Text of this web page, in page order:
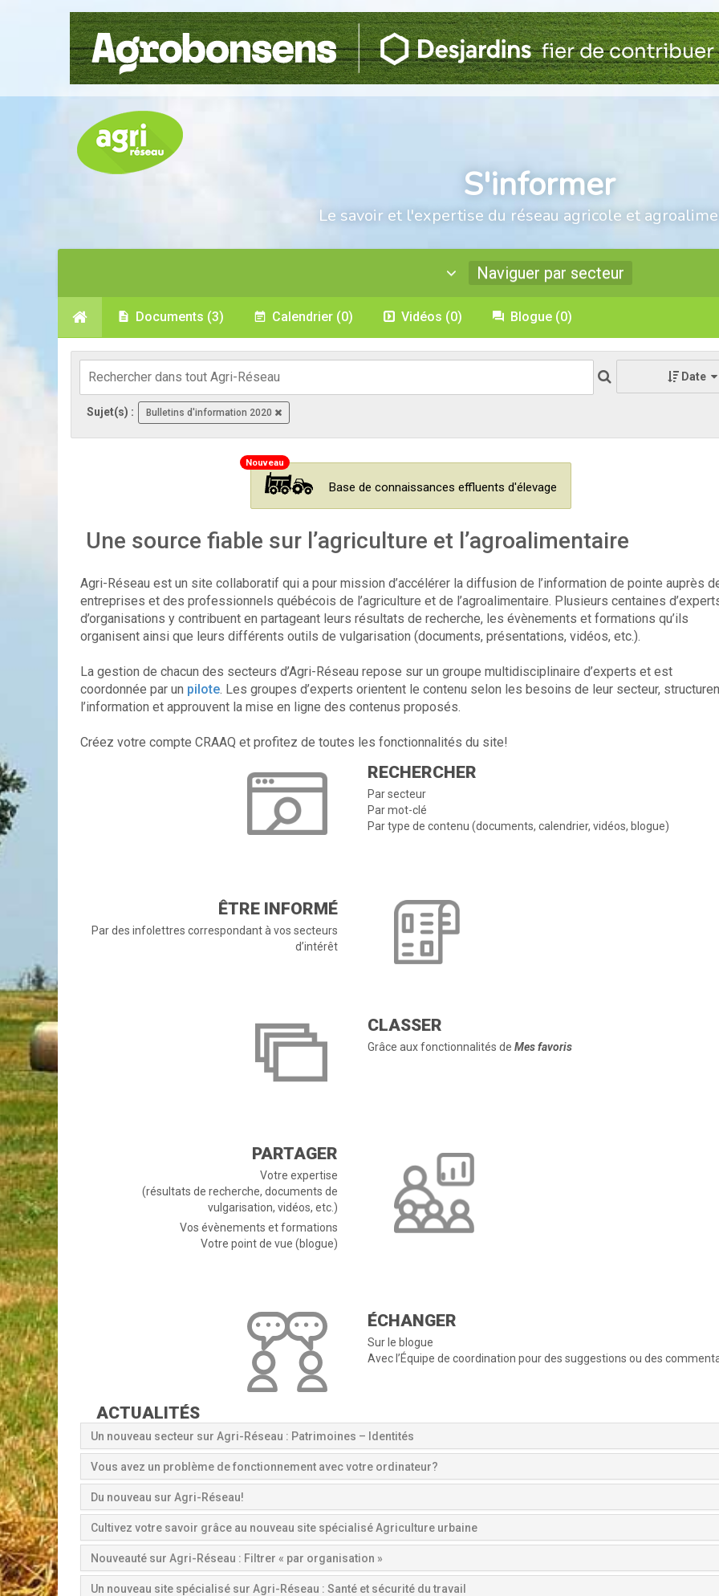
S'informer
Le savoir et l'expertise du réseau agricole et
Naviguer par secteur
Documents (3) Calendrier (0) Vidéos (0) Blogue (0)
Date
Sujet(s) : Bulletins d'information 2020
Base de connaissances effluents d'élevage
Une source fiable sur l’agriculture et l’agroalimentaire
Agri-Réseau est un site collaboratif qui a pour mission d’accélérer la diffusion de l’information de pointe auprès
entreprises et des professionnels québécois de l’agriculture et de l’agroalimentaire. Plusieurs centaines
d’organisations y contribuent en partageant leurs résultats de recherche, les évènements et formations qu’ils
organisent ainsi que leurs différents outils de vulgarisation (documents, présentations, vidéos, etc.).
La gestion de chacun des secteurs d’Agri-Réseau repose sur un groupe multidisciplinaire d’experts et est
coordonnée par un pilote. Les groupes d’experts orientent le contenu selon les besoins de leur secteur,
l’information et approuvent la mise en ligne des contenus proposés.
Créez votre compte CRAAQ et profitez de toutes les fonctionnalités du site!
RECHERCHER
Par secteur
Par mot-clé
Par type de contenu (documents, calendrier, vidéos, blogue)
ÊTRE INFORMÉ
Par des infolettres correspondant à vos secteurs
d’intérêt
CLASSER
Grâce aux fonctionnalités de Mes favoris
PARTAGER
Votre expertise
(résultats de recherche, documents de
vulgarisation, vidéos, etc.)
Vos évènements et formations
Votre point de vue (blogue)
ÉCHANGER
Sur le blogue
Avec l’Équipe de coordination pour des suggestions ou des
ACTUALITÉS
Un nouveau secteur sur Agri-Réseau : Patrimoines – Identités
Vous avez un problème de fonctionnement avec votre ordinateur?
Du nouveau sur Agri-Réseau!
Cultivez votre savoir grâce au nouveau site spécialisé Agriculture urbaine
Nouveauté sur Agri-Réseau : Filtrer « par organisation »
Un nouveau site spécialisé sur Agri-Réseau : Santé et sécurité du travail